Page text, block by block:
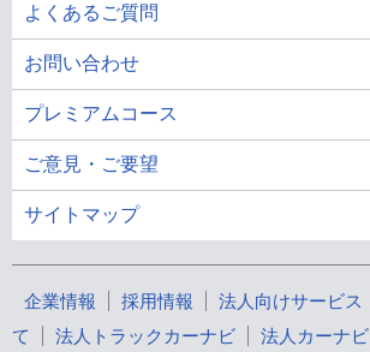
よくあるご質問
お問い合わせ
プレミアムコース
ご意見・ご要望
サイトマップ
企業情報 採用情報 法人向けサービス
て
法人トラックカーナビ 法人カーナビ